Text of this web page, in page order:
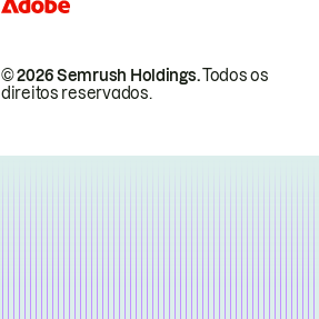
© 2026 Semrush Holdings.Todos os
direitos reservados.